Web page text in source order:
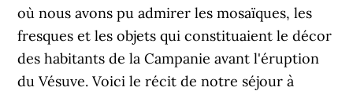
où nous avons pu admirer les mosaïques, les
fresques et les objets qui constituaient le décor
des habitants de la Campanie avant l'éruption
du Vésuve. Voici le récit de notre séjour à